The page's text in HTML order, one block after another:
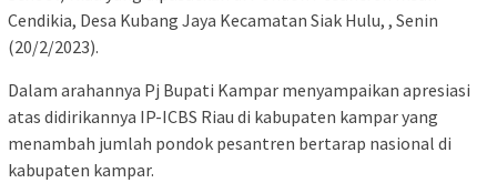
Cendikia, Desa Kubang Jaya Kecamatan Siak Hulu, , Senin
(20/2/2023).
Dalam arahannya Pj Bupati Kampar menyampaikan apresiasi
atas didirikannya IP-ICBS Riau di kabupaten kampar yang
menambah jumlah pondok pesantren bertarap nasional di
kabupaten kampar.